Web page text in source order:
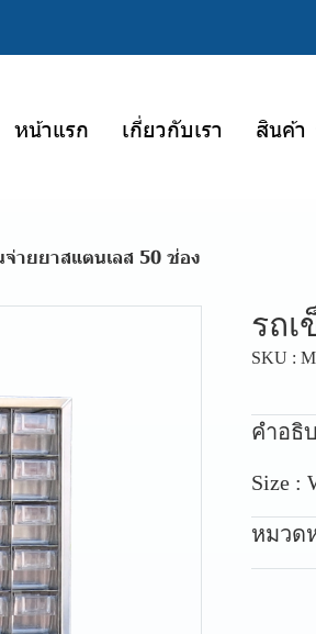
หน้าแรก เกี่ยวกับเรา สินค้า
จ่ายยาสแตนเลส 50 ช่อง
รถ
SKU :
คำอธิ
Size :
หมวด